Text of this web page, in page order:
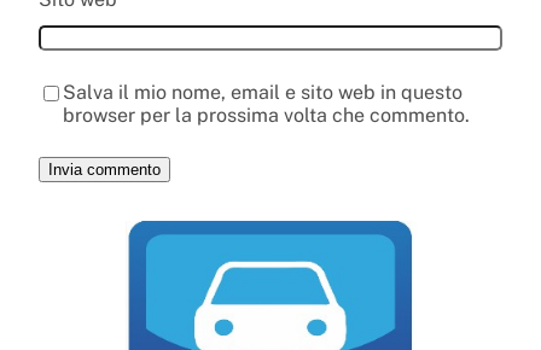
Salva il mio nome, email e sito web in questo
browser per la prossima volta che commento.